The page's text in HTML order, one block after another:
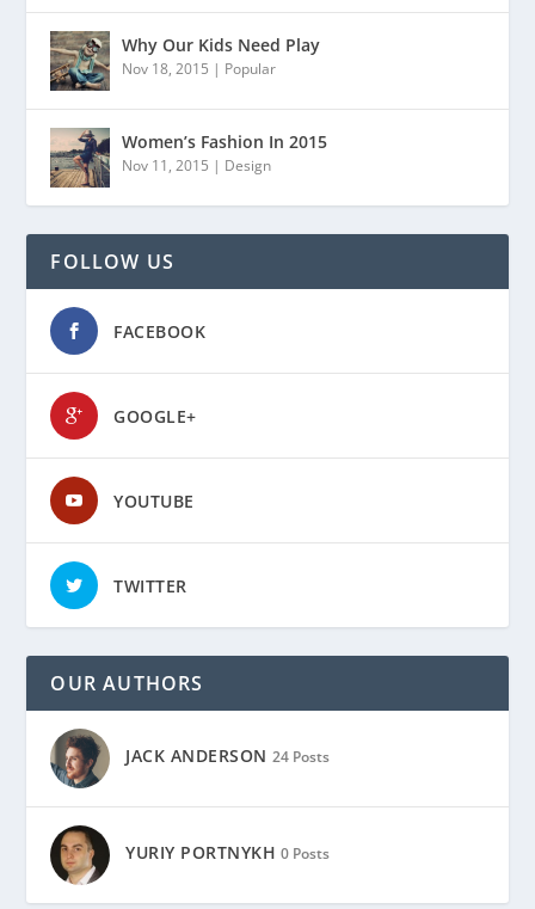
Why Our Kids Need Play
Nov 18, 2015 | Popular
Women’s Fashion In 2015
Nov 11, 2015 | Design
FOLLOW US
FACEBOOK
GOOGLE+
YOUTUBE
TWITTER
OUR AUTHORS
JACK ANDERSON 24 Posts
YURIY PORTNYKH 0 Posts